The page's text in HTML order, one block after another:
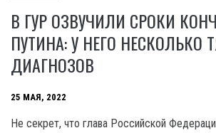
В ГУР ОЗВУЧИЛИ СРОКИ
ПУТИНА: У НЕГО НЕСКОЛЬКО
ДИАГНОЗОВ
25 МАЯ, 2022
Не секрет, что глава Российской